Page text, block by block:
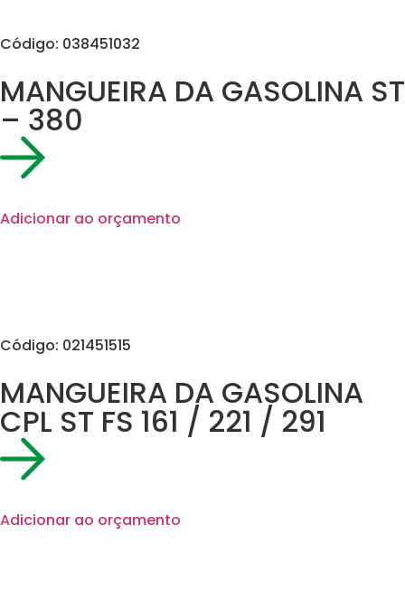
Código: 038451032
MANGUEIRA DA GASOLINA ST
– 380
Adicionar ao orçamento
Código: 021451515
MANGUEIRA DA GASOLINA
CPL ST FS 161 / 221 / 291
Adicionar ao orçamento